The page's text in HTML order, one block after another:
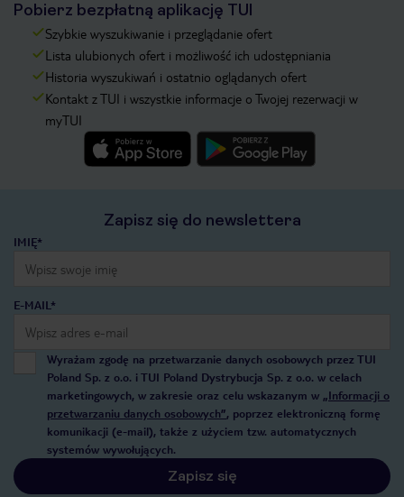
Pobierz bezpłatną aplikację TUI
Szybkie wyszukiwanie i przeglądanie ofert
Lista ulubionych ofert i możliwość ich udostępniania
Historia wyszukiwań i ostatnio oglądanych ofert
Kontakt z TUI i wszystkie informacje o Twojej rezerwacji w
myTUI
Zapisz się do newslettera
IMIĘ*
E-MAIL*
Wyrażam zgodę na przetwarzanie danych osobowych przez TUI
Poland Sp. z o.o. i TUI Poland Dystrybucja Sp. z o.o. w celach
marketingowych, w zakresie oraz celu wskazanym w „Informacji o
przetwarzaniu danych osobowych”, poprzez elektroniczną formę
komunikacji (e-mail), także z użyciem tzw. automatycznych
systemów wywołujących.
Zapisz się